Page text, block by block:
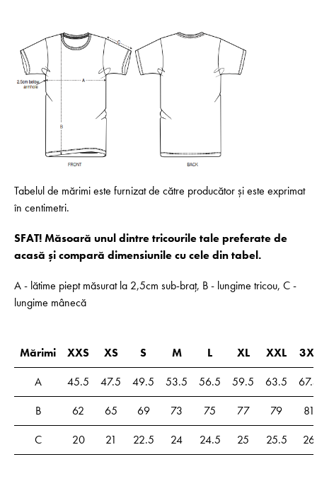
Tabelul de mărimi este furnizat de către producător și este exprimat
în centimetri.
SFAT! Măsoară unul dintre tricourile tale preferate de
acasă și compară dimensiunile cu cele din tabel.
A - lătime piept măsurat la 2,5cm sub-braț, B - lungime tricou, C -
lungime mânecă
Mărimi XXS XS S M L XL XXL
A
45.5 47.5 49.5 53.5 56.5 59.5 63.5
B
62 65 69 73 75 77 79
81
C
20 21 22.5 24 24.5 25 25.5 26